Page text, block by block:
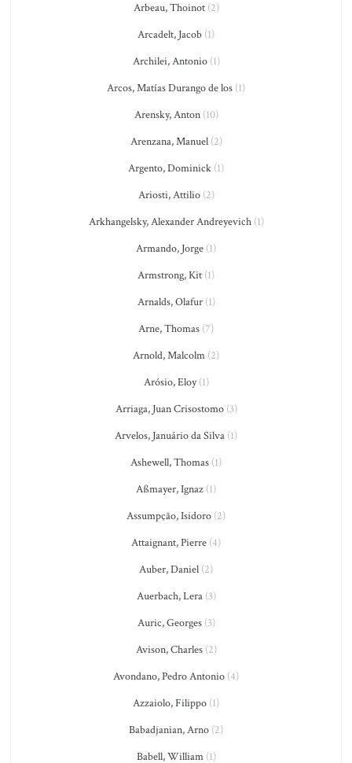
Arbeau, Thoinot(2)
Arcadelt, Jacob (1)
Archilei, Antonio(1)
Arcos, Matías Durango de los (1)
Arensky, Anton(10)
Arenzana, Manuel(2)
Argento, Dominick (1)
Ariosti, Attilio(2)
Arkhangelsky, Alexander Andreyevich(1)
Armando, Jorge (1)
Armstrong, Kit (1)
Arnalds, Olafur(1)
Arne, Thomas (7)
Arnold, Malcolm (2)
Arósio, Eloy(1)
Arriaga, Juan Crisostomo(3)
Arvelos, Januário da Silva (1)
Ashewell, Thomas (1)
Aßmayer, Ignaz (1)
Assumpção, Isidoro (2)
Attaignant, Pierre (4)
Auber, Daniel (2)
Auerbach, Lera(3)
Auric, Georges(3)
Avison, Charles(2)
Avondano, Pedro Antonio (4)
Azzaiolo, Filippo (1)
Babadjanian, Arno (2)
Babell, William(1)